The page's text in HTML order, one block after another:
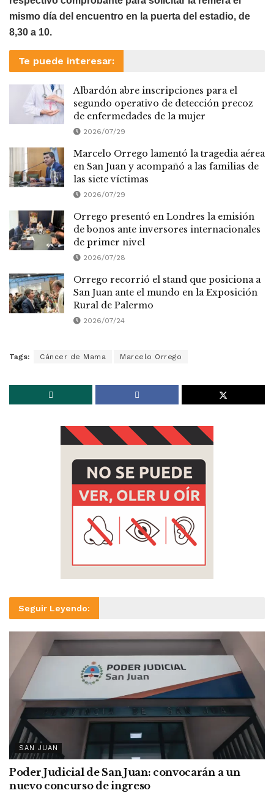
mismo día del encuentro en la puerta del estadio, de
8,30 a 10.
Te puede interesar:
Albardón abre inscripciones para el
segundo operativo de detección precoz
de enfermedades de la mujer
2026/07/29
Marcelo Orrego lamentó la tragedia aérea
en San Juan y acompañó a las familias de
las siete víctimas
2026/07/29
Orrego presentó en Londres la emisión
de bonos ante inversores internacionales
de primer nivel
2026/07/28
Orrego recorrió el stand que posiciona a
San Juan ante el mundo en la Exposición
Rural de Palermo
2026/07/24
Tags: Cáncer de Mama Marcelo Orrego
Seguir Leyendo:
SAN JUAN
Poder Judicial de San Juan: convocarán a un
nuevo concurso de ingreso